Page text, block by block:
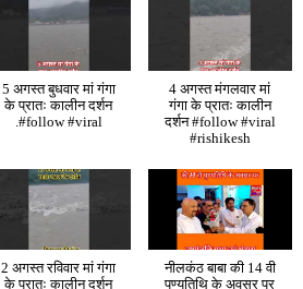
5 अगस्त बुधवार मां गंगा
के प्रातः कालीन दर्शन
.#follow #viral
4 अगस्त मंगलवार मां
गंगा के प्रातः कालीन
दर्शन #follow #viral
#rishikesh
2 अगस्त रविवार मां गंगा
के प्रातः कालीन दर्शन
नीलकंठ बाबा की 14 वी
पुण्यतिथि के अवसर पर